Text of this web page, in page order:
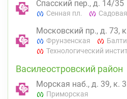
Спасский пер., д. 14/35
Сенная пл. Садовая
Московский пр., д. 73,
Фрунзенская
Технологический
Василеостровский район
Морская наб., д. 39, к. 3
Приморская